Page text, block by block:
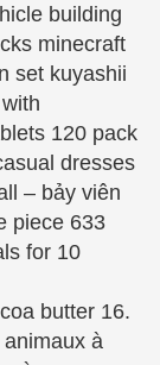
building
minecraft
set kuyashii
120 pack
dresses
– bảy viên
piece 633
for 10
butter 16.
à